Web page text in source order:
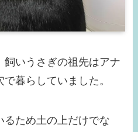
いうさぎの祖先はアナ
暮らしていました。
るため土の上だけでな